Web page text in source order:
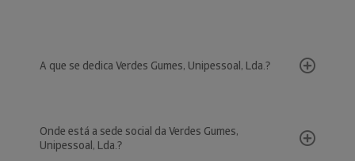
A que se dedica Verdes Gumes, Unipessoal, Lda.?
Onde está a sede social da Verdes Gumes,
Unipessoal, Lda.?